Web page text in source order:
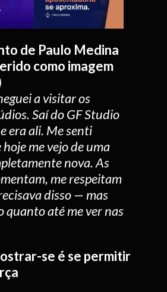
de Paulo Medina
como imagem
a visitar os
Saí do GF Studio
era ali. Me senti
me vejo de uma
nova. As
me respeitam
disso — mas
quanto até me ver nas
se é se permitir